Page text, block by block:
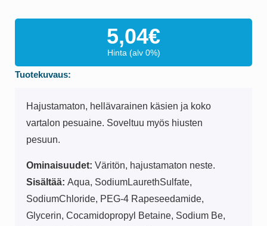
5,04€
Hinta (alv 0%)
Tuotekuvaus:
Hajustamaton, hellävarainen käsien ja koko
vartalon pesuaine. Soveltuu myös hiusten
pesuun.
Ominaisuudet: Väritön, hajustamaton neste.
Sisältää: Aqua, SodiumLaurethSulfate,
SodiumChloride, PEG-4 Rapeseedamide,
Glycerin, Cocamidopropyl Betaine, Sodium Be,